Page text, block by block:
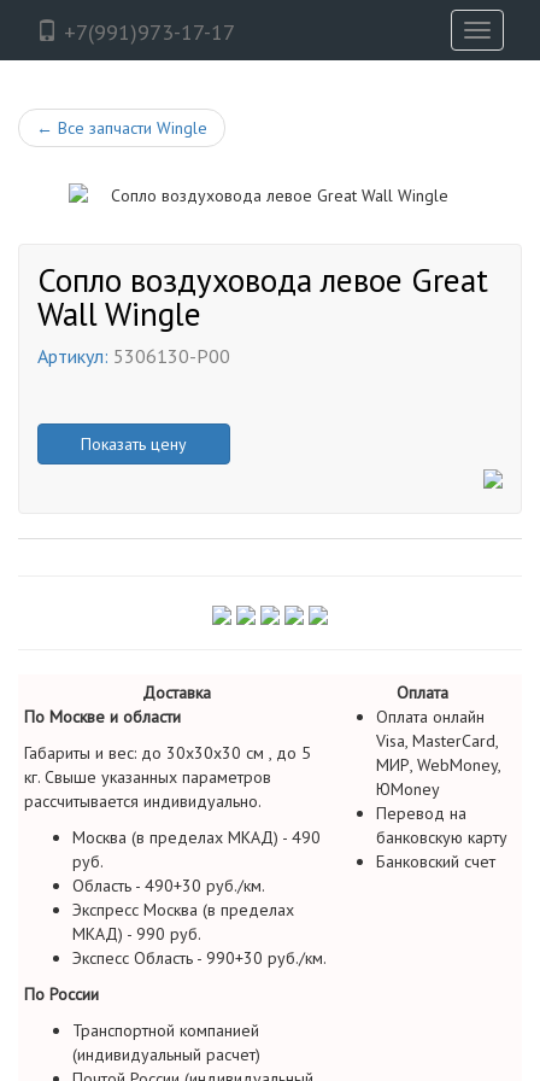
+7(991)973-17-17
Toggle
← Все запчасти Wingle
Сопло воздуховода левое Great
Wall Wingle
Артикул: 5306130-P00
Показать цену
Доставка
Оплата
По Москве и области
Габариты и вес: до 30х30х30 см , до 5
кг. Свыше указанных параметров
рассчитывается индивидуально.
Москва (в пределах МКАД) - 490
руб.
Область - 490+30 руб./км.
Экспресс Москва (в пределах
МКАД) - 990 руб.
Экспесс Область - 990+30 руб./км.
По России
Транспортной компанией
(индивидуальный расчет)
Оплата онлайн
Visa, MasterCard,
МИР, WebMoney,
ЮMoney
Перевод на
банковскую карту
Банковский счет